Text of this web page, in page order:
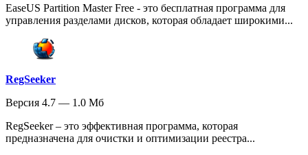
EaseUS Partition Master Free - это бесплатная программа для
управления разделами дисков, которая обладает широкими...
RegSeeker
Версия 4.7 — 1.0 Мб
RegSeeker – это эффективная программа, которая
предназначена для очистки и оптимизации реестра...